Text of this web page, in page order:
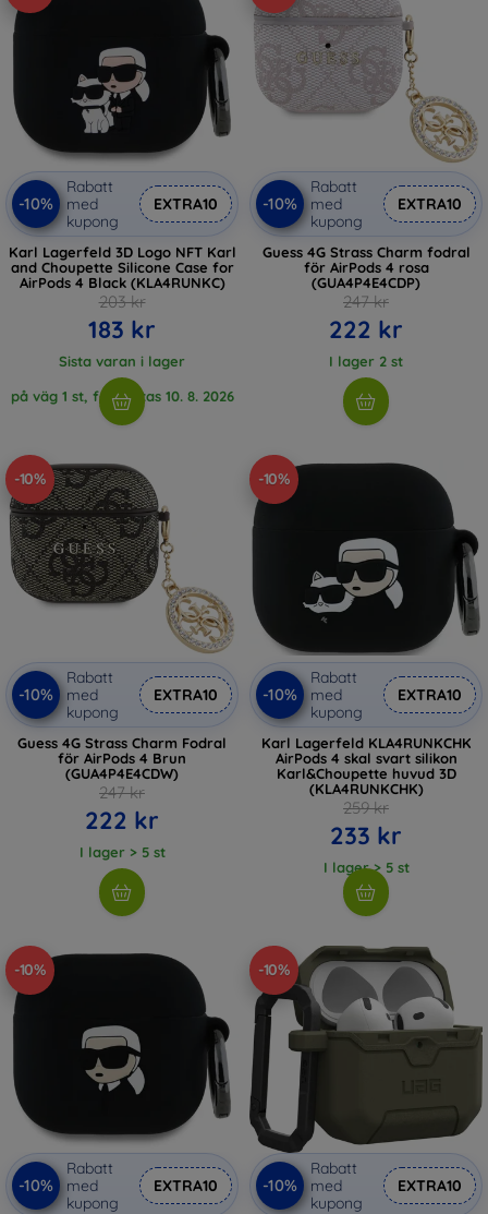
-10%
Rabatt
med
kupong
EXTRA10
Karl Lagerfeld 3D Logo NFT Karl
and Choupette Silicone Case for
AirPods 4 Black (KLA4RUNKC)
203 kr
183 kr
Sista varan i lager
på väg 1 st, förväntas 10. 8. 2026
-10%
Rabatt
med
kupong
EXTRA10
Guess 4G Strass Charm fodral
för AirPods 4 rosa
(GUA4P4E4CDP)
247 kr
222 kr
I lager 2 st
-10%
-10%
Rabatt
med
kupong
EXTRA10
Guess 4G Strass Charm Fodral
för AirPods 4 Brun
(GUA4P4E4CDW)
247 kr
222 kr
I lager > 5 st
-10%
-10%
Rabatt
med
kupong
EXTRA10
Karl Lagerfeld KLA4RUNKCHK
AirPods 4 skal svart silikon
Karl&Choupette huvud 3D
(KLA4RUNKCHK)
259 kr
233 kr
I lager > 5 st
-10%
-10%
Rabatt
med
kupong
EXTRA10
-10%
-10%
Rabatt
med
kupong
EXTRA10